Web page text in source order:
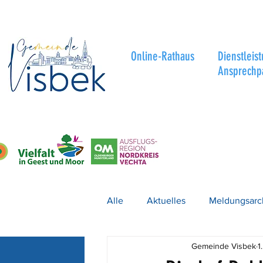
Online-Rathaus
Alle Aktuelles
Gemeinde Visbek